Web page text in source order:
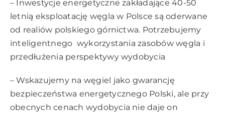
– Inwestycje energetyczne zakładające 40-50
letnią eksploatację węgla w Polsce są oderwane
od realiów polskiego górnictwa. Potrzebujemy
inteligentnego wykorzystania zasobów węgla i
przedłużenia perspektywy wydobycia
– Wskazujemy na węgiel jako gwarancję
bezpieczeństwa energetycznego Polski, ale przy
obecnych cenach wydobycia nie daje on